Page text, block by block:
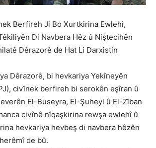
Berfireh Ji Bo Xurtkirina Ewlehî,
Di Navbera Hêz û Niştecihên
Dêrazorê de Hat Li Darxistin
Dêrazorê, bi hevkariya Yekîneyên
civînek berfireh bi serokên eşîran û
El-Buseyra, El-Şuheyl û El-Zîban
civînê nîqaşkirina rewşa ewlehî û
hevkariya hevbeş di navbera hêzên
de bû.